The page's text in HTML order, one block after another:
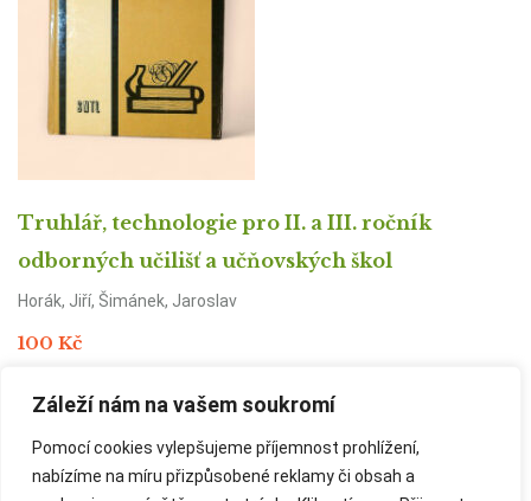
Záleží nám na vašem soukromí
Pomocí cookies vylepšujeme příjemnost prohlížení,
nabízíme na míru přizpůsobené reklamy či obsah a
Truhlář, technologie pro II. a III. ročník
odborných učilišť a učňovských škol
Horák, Jiří, Šimánek, Jaroslav
100 Kč